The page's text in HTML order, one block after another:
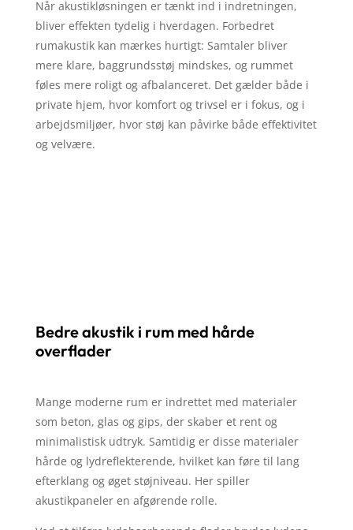
Når akustikløsningen er tænkt ind i indretningen,
bliver effekten tydelig i hverdagen. Forbedret
rumakustik kan mærkes hurtigt: Samtaler bliver
mere klare, baggrundsstøj mindskes, og rummet
føles mere roligt og afbalanceret. Det gælder både i
private hjem, hvor komfort og trivsel er i fokus, og i
arbejdsmiljøer, hvor støj kan påvirke både effektivitet
og velvære.
Bedre akustik i rum med hårde
overflader
Mange moderne rum er indrettet med materialer
som beton, glas og gips, der skaber et rent og
minimalistisk udtryk. Samtidig er disse materialer
hårde og lydreflekterende, hvilket kan føre til lang
efterklang og øget støjniveau. Her spiller
akustikpaneler en afgørende rolle.